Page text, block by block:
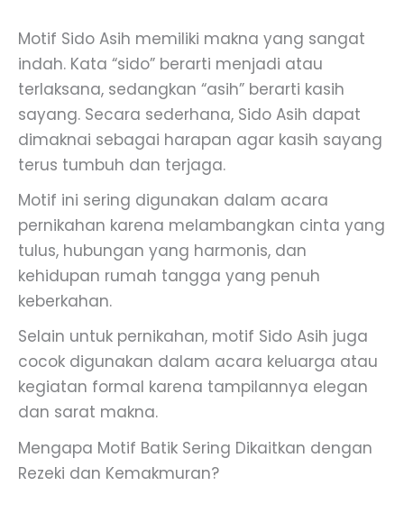
Motif Sido Asih memiliki makna yang sangat
indah. Kata “sido” berarti menjadi atau
terlaksana, sedangkan “asih” berarti kasih
sayang. Secara sederhana, Sido Asih dapat
dimaknai sebagai harapan agar kasih sayang
terus tumbuh dan terjaga.
Motif ini sering digunakan dalam acara
pernikahan karena melambangkan cinta yang
tulus, hubungan yang harmonis, dan
kehidupan rumah tangga yang penuh
keberkahan.
Selain untuk pernikahan, motif Sido Asih juga
cocok digunakan dalam acara keluarga atau
kegiatan formal karena tampilannya elegan
dan sarat makna.
Mengapa Motif Batik Sering Dikaitkan dengan
Rezeki dan Kemakmuran?